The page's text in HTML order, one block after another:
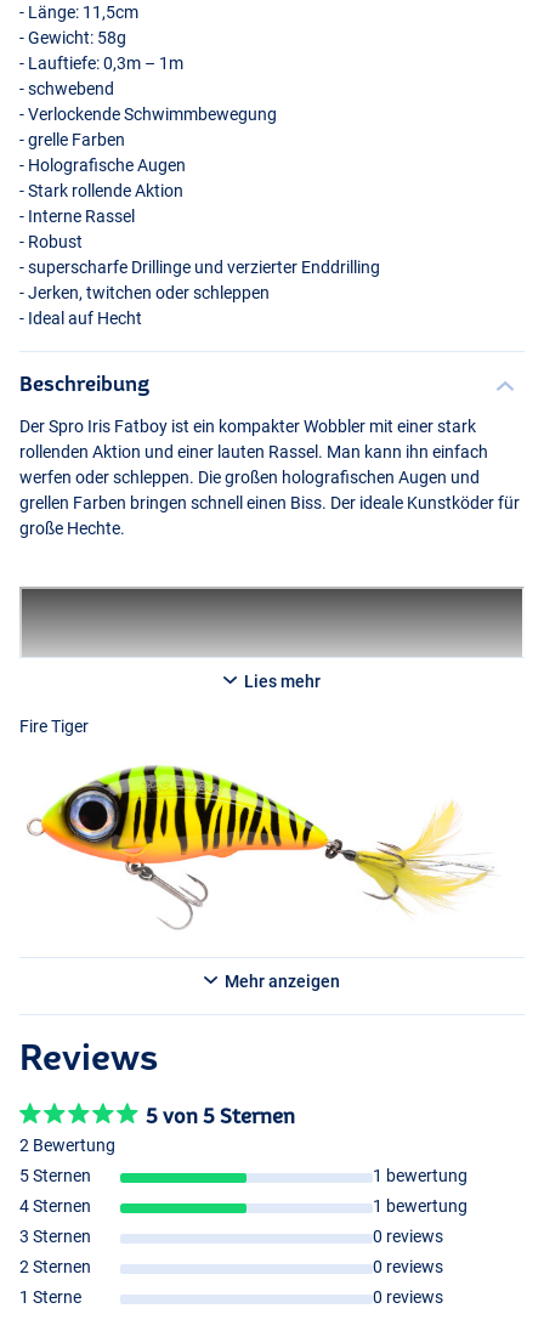
Perch
- Länge: 11,5cm
- Gewicht: 58g
- Lauftiefe: 0,3m – 1m
- schwebend
- Verlockende Schwimmbewegung
- grelle Farben
- Holografische Augen
- Stark rollende Aktion
- Interne Rassel
- Robust
- superscharfe Drillinge und verzierter Enddrilling
- Jerken, twitchen oder schleppen
- Ideal auf Hecht
Beschreibung
Der Spro Iris Fatboy ist ein kompakter Wobbler mit einer stark
rollenden Aktion und einer lauten Rassel. Man kann ihn einfach
werfen oder schleppen. Die großen holografischen Augen und
grellen Farben bringen schnell einen Biss. Der ideale Kunstköder für
große Hechte.
Lies mehr
Fire Tiger
Mehr anzeigen
Reviews
5 von 5 Sternen
2 Bewertung
5 Sternen
1 bewertung
4 Sternen
1 bewertung
3 Sternen
0 reviews
2 Sternen
0 reviews
1 Sterne
0 reviews